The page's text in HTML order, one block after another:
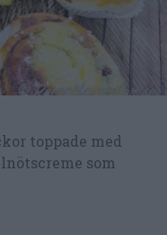
toppade med
som